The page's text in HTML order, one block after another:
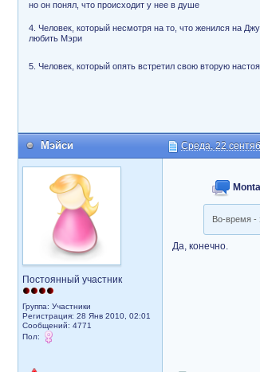
но он понял, что происходит у нее в душе
4. Человек, который несмотря на то, что женился на
любить Мэри
5. Человек, который опять встретил свою вторую
Мэйси Среда, 22
Постоянный участник
Группа: Участники
Регистрация: 28 Янв 2010, 02:01
Сообщений: 4771
Пол:
Во-время -
Да, конечно.